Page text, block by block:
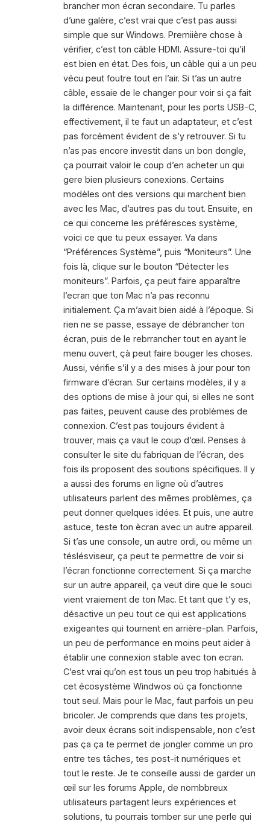
brancher mon écran secondaire. Tu parles
d’une galère, c’est vrai que c’est pas aussi
simple que sur Windows. Premiière chose à
vérifier, c’est ton câble HDMI. Assure-toi qu’il
est bien en état. Des fois, un câble qui a un peu
vécu peut foutre tout en l’air. Si t’as un autre
câble, essaie de le changer pour voir si ça fait
la différence. Maintenant, pour les ports USB-C,
effectivement, il te faut un adaptateur, et c’est
pas forcément évident de s’y retrouver. Si tu
n’as pas encore investit dans un bon dongle,
ça pourrait valoir le coup d’en acheter un qui
gere bien plusieurs conexions. Certains
modèles ont des versions qui marchent bien
avec les Mac, d’autres pas du tout. Ensuite, en
ce qui concerne les préféresces système,
voici ce que tu peux essayer. Va dans
“Préférences Système”, puis “Moniteurs”. Une
fois là, clique sur le bouton “Détecter les
moniteurs”. Parfois, ça peut faire apparaître
l’ecran que ton Mac n’a pas reconnu
initialement. Ça m’avait bien aidé à l’époque. Si
rien ne se passe, essaye de débrancher ton
écran, puis de le rebrrancher tout en ayant le
menu ouvert, çà peut faire bouger les choses.
Aussi, vérifie s’il y a des mises à jour pour ton
firmware d’écran. Sur certains modèles, il y a
des options de mise à jour qui, si elles ne sont
pas faites, peuvent cause des problèmes de
connexion. C’est pas toujours évident à
trouver, mais ça vaut le coup d’œil. Penses à
consulter le site du fabriquan de l’écran, des
fois ils proposent des soutions spécifiques. Il y
a aussi des forums en ligne où d’autres
utilisateurs parlent des mêmes problèmes, ça
peut donner quelques idées. Et puis, une autre
astuce, teste ton ècran avec un autre appareil.
Si t’as une console, un autre ordi, ou même un
téslésviseur, ça peut te permettre de voir si
l’écran fonctionne correctement. Si ça marche
sur un autre appareil, ça veut dire que le souci
vient vraiement de ton Mac. Et tant que t’y es,
désactive un peu tout ce qui est applications
exigeantes qui tournent en arrière-plan. Parfois,
un peu de performance en moins peut aider à
établir une connexion stable avec ton ecran.
C’est vrai qu’on est tous un peu trop habitués à
cet écosystème Windwos où ça fonctionne
tout seul. Mais pour le Mac, faut parfois un peu
bricoler. Je comprends que dans tes projets,
avoir deux écrans soit indispensable, non c’est
pas ça ça te permet de jongler comme un pro
entre tes tâches, tes post-it numériques et
tout le reste. Je te conseille aussi de garder un
œil sur les forums Apple, de nombbreux
utilisateurs partagent leurs expériences et
solutions, tu pourrais tomber sur une perle qui